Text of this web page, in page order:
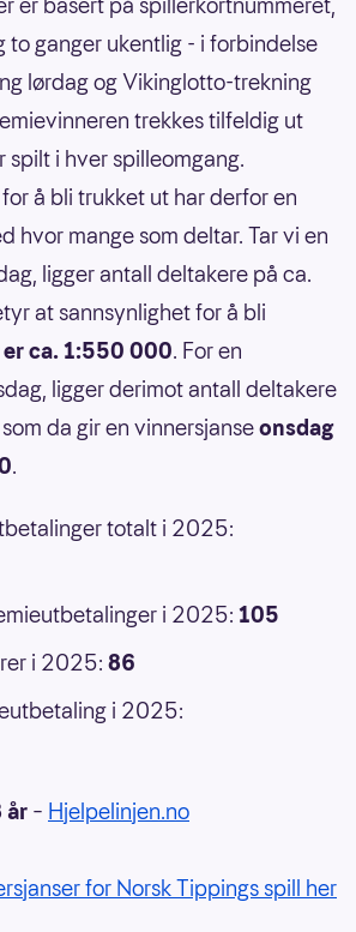
to ganger ukentlig - i forbindelse
lørdag og Vikinglotto-trekning
trekkes tilfeldig ut
spilt i hver spilleomgang.
å bli trukket ut har derfor en
hvor mange som deltar. Tar vi en
ligger antall deltakere på ca.
at sannsynlighet for å bli
ca. 1:550 000. For en
ligger derimot antall deltakere
da gir en vinnersjanseonsdag
.
totalt i 2025:
i 2025: 105
i 2025: 86
i 2025:
år – Hjelpelinjen.no
for Norsk Tippings spill her